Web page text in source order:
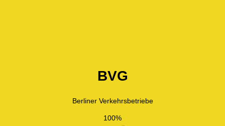
BVG
Berliner Verkehrsbetriebe
100%